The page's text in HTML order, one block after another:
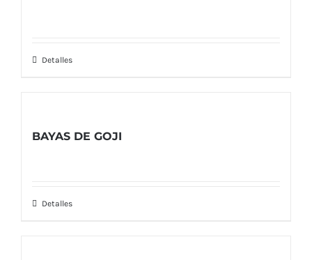
Detalles
BAYAS DE GOJI
Detalles